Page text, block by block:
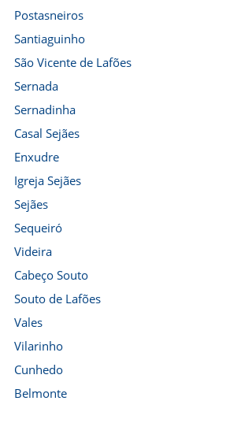
Postasneiros
Santiaguinho
São Vicente de Lafões
Sernada
Sernadinha
Casal Sejães
Enxudre
Igreja Sejães
Sejães
Sequeiró
Videira
Cabeço Souto
Souto de Lafões
Vales
Vilarinho
Cunhedo
Belmonte